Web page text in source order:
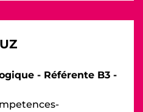
- Référente B3 -